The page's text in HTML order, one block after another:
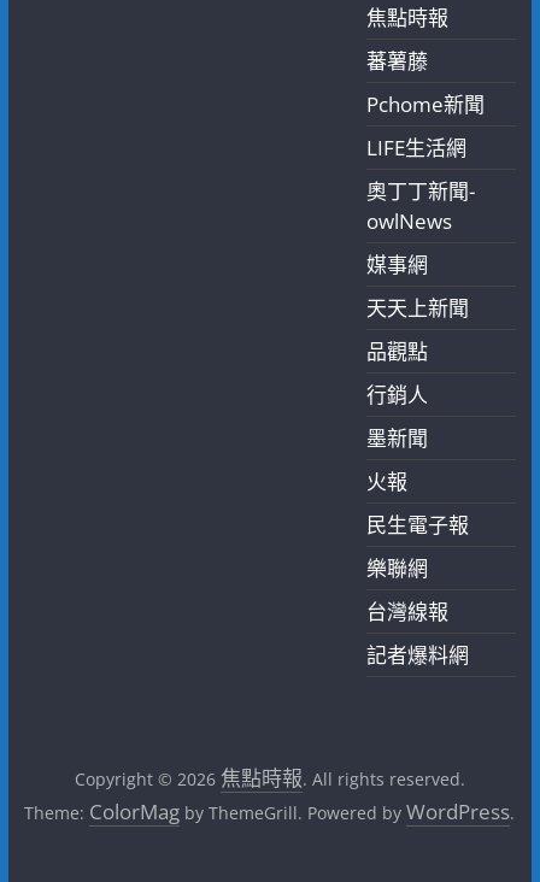
焦點時報
蕃薯藤
Pchome新聞
LIFE生活網
奧丁丁新聞-
owlNews
媒事網
天天上新聞
品觀點
行銷人
墨新聞
火報
民生電子報
樂聯網
台灣線報
記者爆料網
Copyright © 2026 焦點時報. All rights reserved.
Theme: ColorMag by ThemeGrill. Powered byWordPress.